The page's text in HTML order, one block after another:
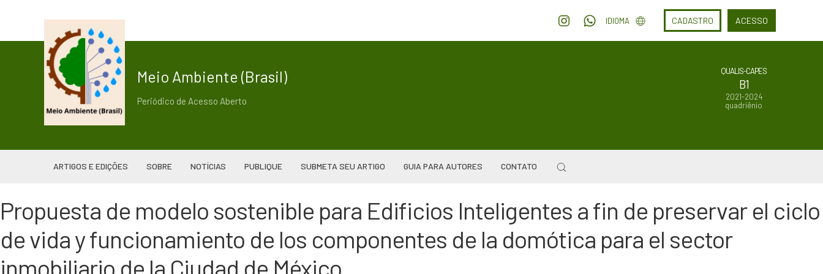
IDIOMA CADASTRO ACESSO
Meio Ambiente (Brasil)
Periódico de Acesso Aberto
QUALIS-CAPES
B1
2021-2024
quadriênio
ARTIGOS E EDIÇÕES SOBRE NOTÍCIAS PUBLIQUE SUBMETA SEU ARTIGO GUIA PARA AUTORES CONTATO
Propuesta de modelo sostenible para Edificios Inteligentes a fin de preservar el ciclo
de vida y funcionamiento de los componentes de la domótica para el sector
inmobiliario de la Ciudad de México.